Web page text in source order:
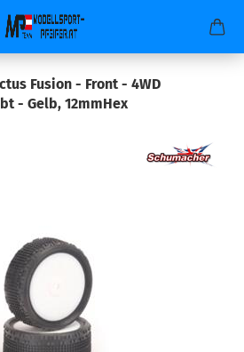
Fusion - Front - 4WD
- Gelb, 12mmHex